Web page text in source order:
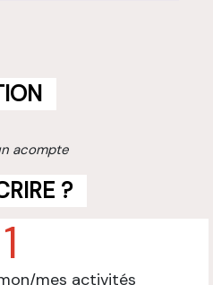
acompte
?
1
mes activités